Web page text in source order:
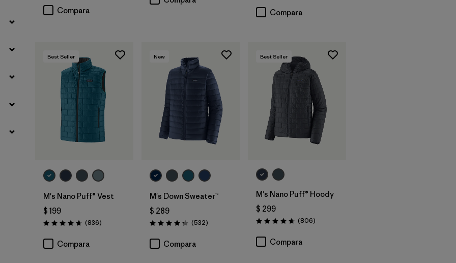
Compara Compara
Best Seller
M's Nano Puff® Vest
$ 199
Valoración: 4.7 / 5
(836Comentarios
)
Compara
New
M's Down Sweater™
$ 289
Valoración: 4.4 / 5
(532Comentarios
)
Compara
Best Seller
M's Nano Puff® Hoody
$ 299
Valoración: 4.6 / 5
(806Comentarios
)
Compara